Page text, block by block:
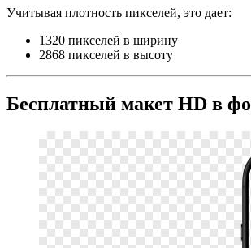
Учитывая плотность пикселей, это дает:
1320 пикселей в ширину
2868 пикселей в высоту
Бесплатный макет HD в